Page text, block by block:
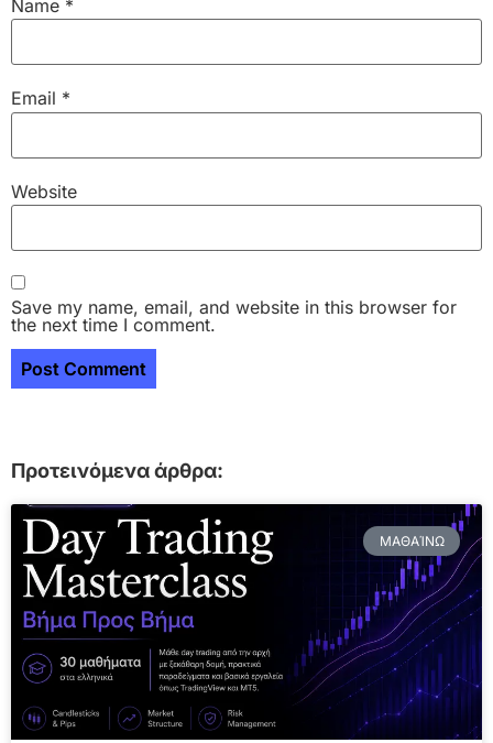
Name *
Email *
Website
Save my name, email, and website in this browser for
the next time I comment.
Προτεινόμενα άρθρα:
ΜΑΘΑΊΝΩ